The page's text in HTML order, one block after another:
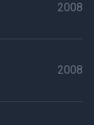
2008
2008